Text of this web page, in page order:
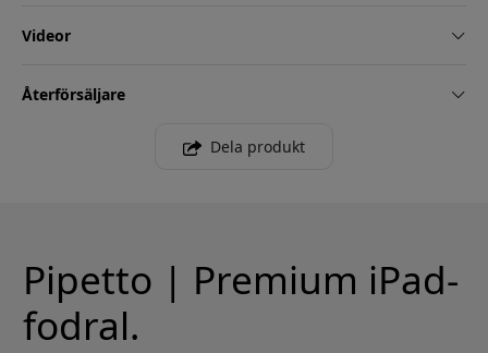
Videor
Återförsäljare
Dela produkt
Pipetto | Premium iPad-
fodral.